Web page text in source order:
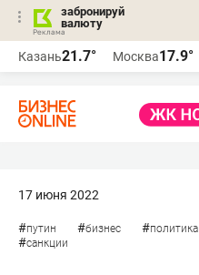
забронируй
валюту
Казань21.7° Москва17.9°
17 июня 2022
#путин #бизнес #политика
#санкции